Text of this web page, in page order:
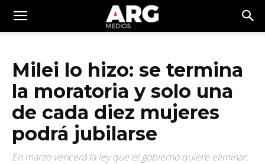
Milei lo hizo: se termina
la moratoria y solo una
de cada diez mujeres
podrá jubilarse
En marzo vencerá la ley que el gobierno quiere eliminar.